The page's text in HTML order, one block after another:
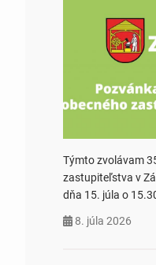
Týmto zvolávam
zastupiteľstva v
dňa 15. júla o
rokovania 2.
8. júla 2026